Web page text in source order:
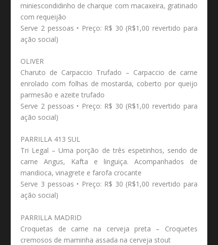
miniescondidinho de charque com macaxeira, gratinado
com requeijão
Serve 2 pessoas • Preço: R$ 30 (R$1,00 revertido para
ação social)
OLIVER
Charuto de Carpaccio Trufado – Carpaccio de carne
enrolado com folhas de mostarda, coberto por queijo
parmesão e azeite trufado
Serve 2 pessoas • Preço: R$ 30 (R$1,00 revertido para
ação social)
PARRILLA 413 SUL
Tri Legal – Uma porção de três espetinhos, sendo de
carne Angus, Kafta e linguiça. Acompanhados de
mandioca, vinagrete e farofa crocante
Serve 3 pessoas • Preço: R$ 30 (R$1,00 revertido para
ação social)
PARRILLA MADRID
Croquetas de carne na cerveja preta – Croquetes
cremosos de maminha assada na cerveja stout